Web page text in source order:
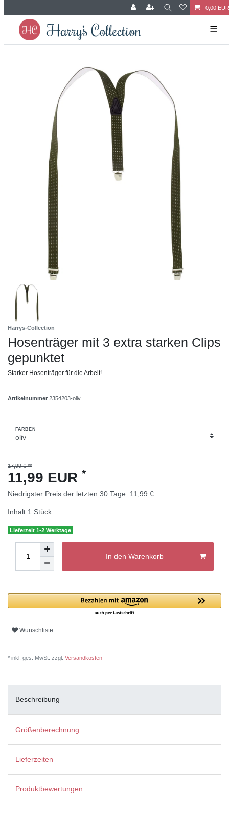
0,00 EUR
☰
Harrys-Collection
Hosenträger mit 3 extra starken Clips
gepunktet
Starker Hosenträger für die Arbeit!
Artikelnummer 2354203-oliv
FARBEN
17,99 € **
11,99 EUR *
Niedrigster Preis der letzten 30 Tage: 11,99 €
Inhalt 1 Stück
Lieferzeit 1-2 Werktage
In den Warenkorb
Wunschliste
* inkl. ges. MwSt. zzgl. Versandkosten
Beschreibung
Größenberechnung
Lieferzeiten
Produktbewertungen